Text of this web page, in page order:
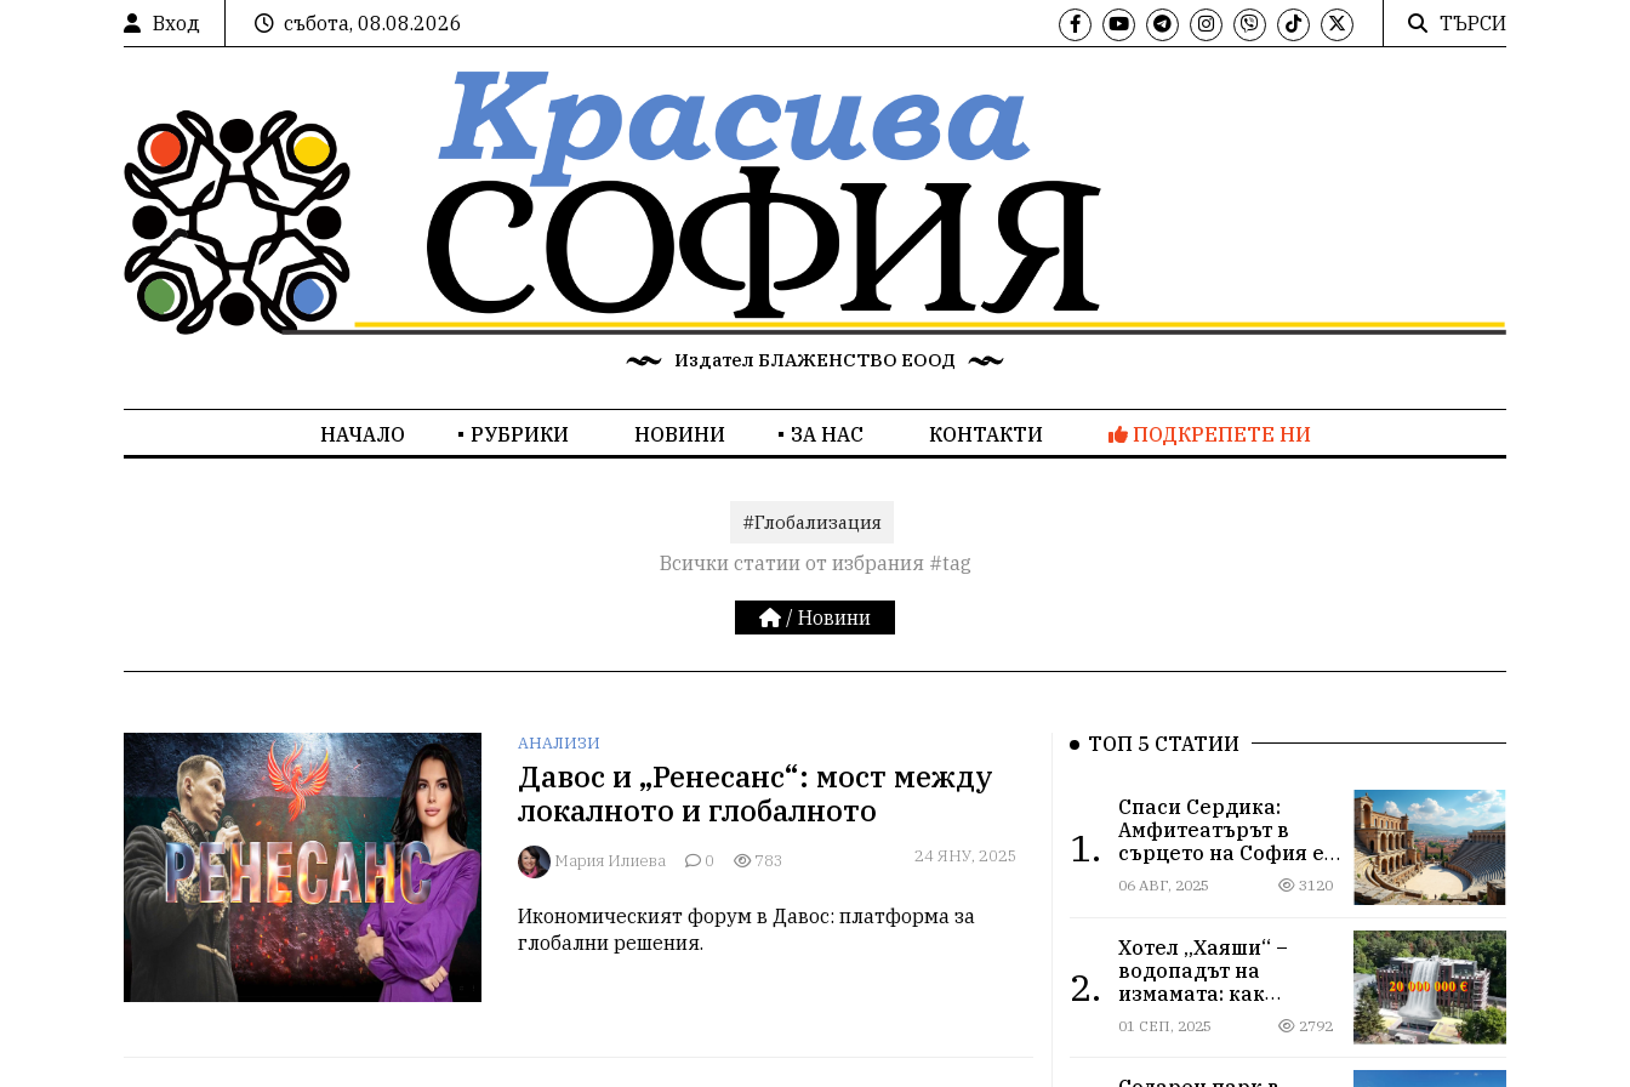
Вход събота, 08.08.2026 ТЪРСИ
Издател БЛАЖЕНСТВО ЕООД
НАЧАЛО РУБРИКИ НОВИНИ ЗА НАС КОНТАКТИ ПОДКРЕПЕТЕ НИ
#Глобализация
Всички статии от избрания #tag
/ Новини
АНАЛИЗИ
Давос и „Ренесанс“: мост между
локалното и глобалното
Мария Илиева 0 783 24 ЯНУ, 2025
Икономическият форум в Давос: платформа за
глобални решения.
ТОП 5 СТАТИИ
1.
Спаси Сердика:
Амфитеатърът в
сърцето на София е
на ръба да изчезне
06 АВГ, 2025 3120
2.
Хотел „Хаяши“ –
водопадът на
измамата: как
държавна заплата
ражда империя за
01 СЕП, 2025 2792